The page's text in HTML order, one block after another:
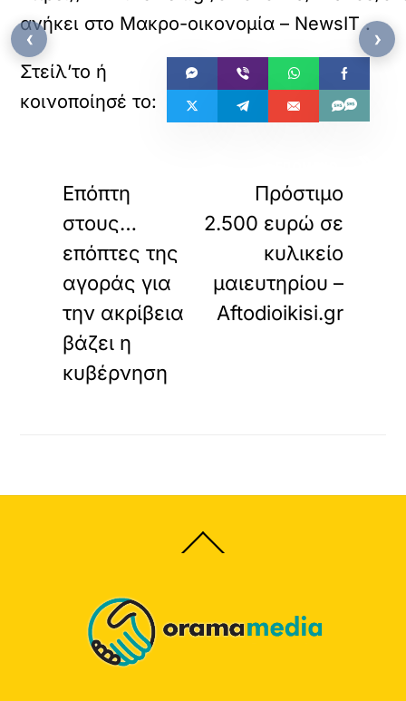
ανήκει στο Μακρο-οικονομία – NewsIT.
Επόπτη
στους…
επόπτες της
αγοράς για
την ακρίβεια
βάζει η
κυβέρνηση
Πρόστιμο
2.500 ευρώ σε
κυλικείο
μαιευτηρίου –
Aftodioikisi.gr
Back
To
‹ ›